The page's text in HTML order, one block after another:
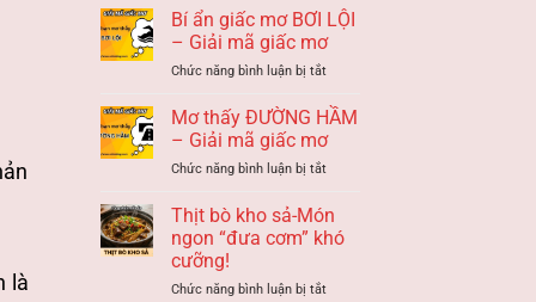
là
xây
sửa
nhà
–
ĐỜI
HAY
HẠN?
Bí ẩn giấc mơ BƠI LỘI
– Giải mã giấc mơ
Chức năng bình luận bị tắtở
ẩn
mơ
BƠI
–
Giải
mơ
Mơ thấy ĐƯỜNG HẦM
– Giải mã giấc mơ
Chức năng bình luận bị tắtở
ĐƯỜNG
HẦM
Giải
Thịt bò kho sả-Món
ngon “đưa cơm” khó
cưỡng!
Chức năng bình luận bị tắtở